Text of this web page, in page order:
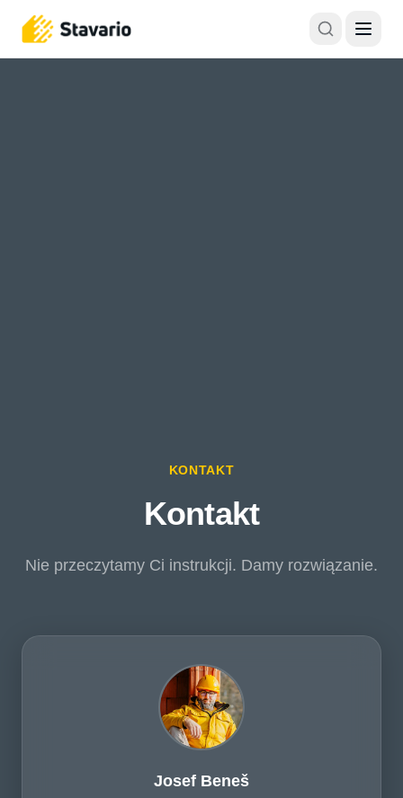
KONTAKT
Kontakt
Nie przeczytamy Ci instrukcji. Damy rozwiązanie.
Josef Beneš